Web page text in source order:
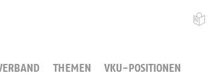
THEMEN VKU-POSITIONEN